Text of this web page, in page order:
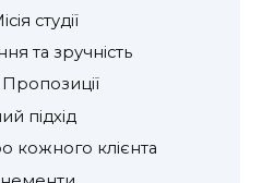
студії
та зручність
підхід
кожного клієнта